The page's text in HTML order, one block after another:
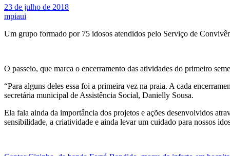
23 de julho de 2018
mpiaui
Um grupo formado por 75 idosos atendidos pelo Serviço de
O passeio, que marca o encerramento das atividades do primeiro
“Para alguns deles essa foi a primeira vez na praia. A cada
secretária municipal de Assistência Social, Danielly Sousa.
Ela fala ainda da importância dos projetos e ações desenvolvidos
sensibilidade, a criatividade e ainda levar um cuidado para nossos